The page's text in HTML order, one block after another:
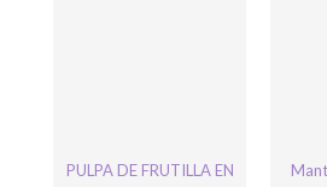
PULPA DE FRUTILLA EN